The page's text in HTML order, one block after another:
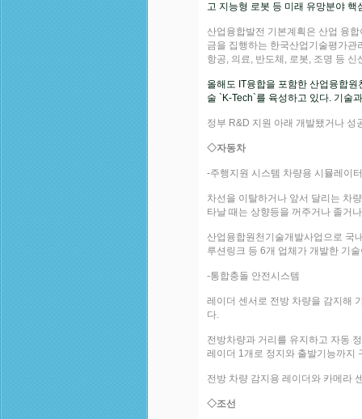
고 지능형 로봇 등 미래 유망분야
산업융합발전 기본계획은 산업 융
금을 집행하는 한국산업기술평가관
항공, 의료, 반도체, 로봇, 조명 등
올해도 IT융합을 포함한 산업융합
술 `K-Tech`를 육성하고 있다. 기술
정부 R&D 지원 아래 개발됐거나 성
◇자동차
-주행지원 시스템 차량용 시뮬레이터
차선을 이탈하거나 앞서 달리는 차
타날 때는 상향등을 꺼주거나 졸거
산업융합원천기술개발사업으로 국
루션링크 등 6개 업체가 개발한 기
-통합충돌 안전시스템
레이더 센서로 전방 차량을 감지해
다.
전방차량과 거리를 유지하고 자동
레이더 1개로 정지와 출발기능까지
전방 차량 감지용 레이더와 카메라
◇조선